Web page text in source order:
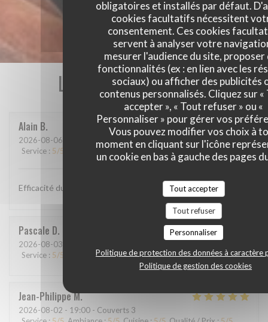
obligatoires et installés par défaut.
cookies facultatifs nécessitent
consentement. Ces cookies
servent à analyser votre
mesurer l'audience du site, proposer
fonctionnalités (ex : en lien avec les
sociaux) ou afficher des publicités
contenus personnalisés. Cliquez sur «
accepter », « Tout refuser » ou «
Personnaliser » pour gérer vos
Vous pouvez modifier vos choix à
moment en cliquant sur l'icône
un cookie en bas à gauche des pages
Tout accepter
Tout refuser
Personnaliser
Politique de protection des données à caractère
Politique de gestion des cookies
Les avis de nos clients
Alain B
2026-08-06 - 12:00 - Couverts 2
Service : 5/5 Ambiance:4/5 Cuisine :4/5 Qualité / Prix: 4/5
Efficacité du personnel, plats goûteux
Pascale D
2026-08-03
Service : 5/5 Ambiance:5/5 Cuisine:5/5 Qualité / Prix:5/5
Jean-PhilippeM
2026-08-02 - 19:00 - Couverts 3